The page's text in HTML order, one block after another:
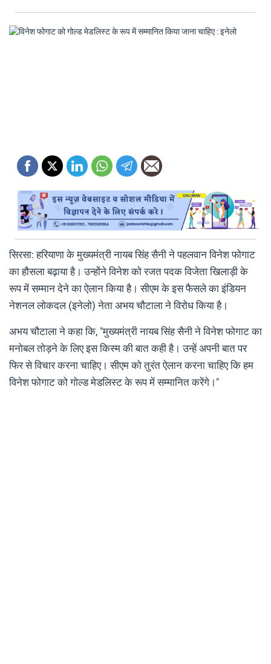
सिरसा: हरियाणा के मुख्यमंत्री नायब सिंह सैनी ने पहलवान विनेश फोगाट
का हौसला बढ़ाया है। उन्होंने विनेश को रजत पदक विजेता खिलाड़ी के
रूप में सम्मान देने का ऐलान किया है। सीएम के इस फैसले का इंडियन
नेशनल लोकदल (इनेलो) नेता अभय चौटाला ने विरोध किया है।
अभय चौटाला ने कहा कि, "मुख्यमंत्री नायब सिंह सैनी ने विनेश फोगाट का
मनोबल तोड़ने के लिए इस किस्म की बात कही है। उन्हें अपनी बात पर
फिर से विचार करना चाहिए। सीएम को तुरंत ऐलान करना चाहिए कि हम
विनेश फोगाट को गोल्ड मेडलिस्ट के रूप में सम्मानित करेंगे।"